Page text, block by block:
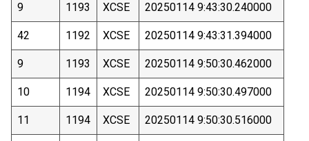
9 1193 XCSE 20250114 9:43:30.240000
42 1192 XCSE 20250114 9:43:31.394000
9 1193 XCSE 20250114 9:50:30.462000
10 1194 XCSE 20250114 9:50:30.497000
11 1194 XCSE 20250114 9:50:30.516000